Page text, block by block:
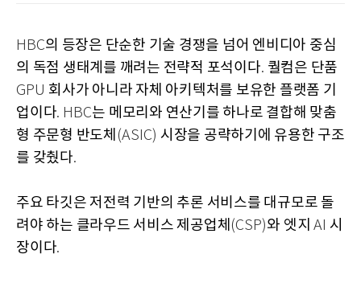
HBC의 등장은 단순한 기술 경쟁을 넘어 엔비디아 중심
의 독점 생태계를 깨려는 전략적 포석이다. 퀄컴은 단품
GPU 회사가 아니라 자체 아키텍처를 보유한 플랫폼 기
업이다. HBC는 메모리와 연산기를 하나로 결합해 맞춤
형 주문형 반도체 (ASIC) 시장을 공략하기에 유용한 구조
를 갖췄다.
주요 타깃은 저전력 기반의 추론 서비스를 대규모로 돌
려야 하는 클라우드 서비스 제공업체 (CSP)와 엣지 AI 시
장이다.